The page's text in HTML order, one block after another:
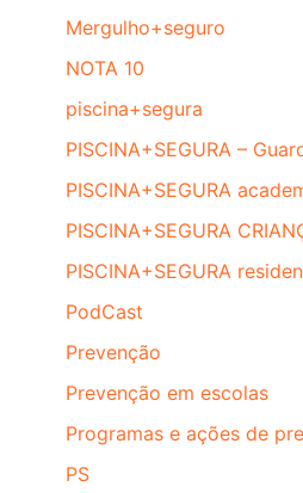
Mergulho+seguro
NOTA 10
piscina+segura
PISCINA+SEGURA –
PISCINA+SEGURA
PISCINA+SEGURA
PISCINA+SEGURA
PodCast
Prevenção
Prevenção em escolas
Programas e ações de
PS